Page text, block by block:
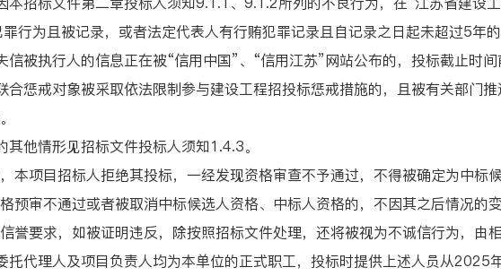
为且被记录，或者法定代表人有行贿犯罪记录且自记录之日起未超过5年的
执行人的信息正在被“信用中国”、“信用江苏”网站公布的，投标截止时间
戒对象被采取依法限制参与建设工程招投标惩戒措施的，且被有关部门推
他情形见招标文件投标人须知1.4.3。
项目招标人拒绝其投标，一经发现资格审查不予通过，不得被确定为中标
预审不通过或者被取消中标候选人资格、中标人资格的，不因其之后情况的
要求，如被证明违反，除按照招标文件处理，还将被视为不诚信行为，由相
代理人及项目负责人均为本单位的正式职工，投标时提供上述人员从2025